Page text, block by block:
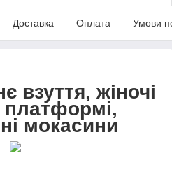
Доставка Оплата Умови
взуття, жіночі
платформі,
мокасини